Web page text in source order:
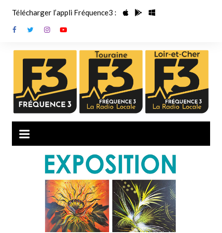
contenu
Télécharger l’appli Fréquence3 :